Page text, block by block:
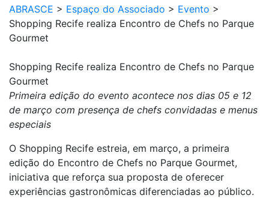
ABRASCE > Espaço do Associado > Evento >
Shopping Recife realiza Encontro de Chefs no Parque
Gourmet
Shopping Recife realiza Encontro de Chefs no Parque
Gourmet
Primeira edição do evento acontece nos dias 05 e 12
de março com presença de chefs convidadas e menus
especiais
O Shopping Recife estreia, em março, a primeira
edição do Encontro de Chefs no Parque Gourmet,
iniciativa que reforça sua proposta de oferecer
experiências gastronômicas diferenciadas ao público.